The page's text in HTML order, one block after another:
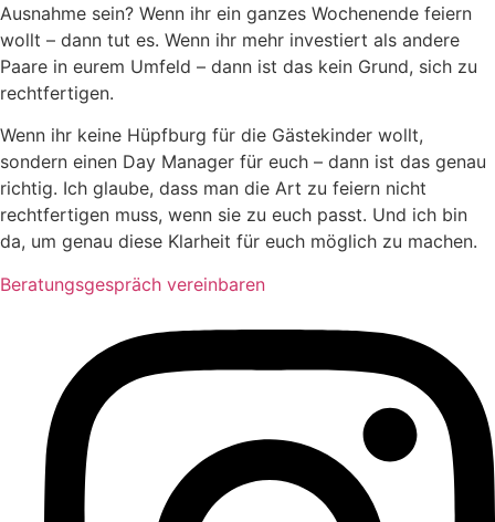
Ausnahme sein? Wenn ihr ein ganzes Wochenende feiern
wollt – dann tut es. Wenn ihr mehr investiert als andere
Paare in eurem Umfeld – dann ist das kein Grund, sich zu
rechtfertigen.
Wenn ihr keine Hüpfburg für die Gästekinder wollt,
sondern einen Day Manager für euch – dann ist das genau
richtig. Ich glaube, dass man die Art zu feiern nicht
rechtfertigen muss, wenn sie zu euch passt. Und ich bin
da, um genau diese Klarheit für euch möglich zu machen.
Beratungsgespräch vereinbaren